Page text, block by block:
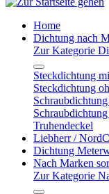
Home
Dichtung nach
Zur Kategorie
Steckdichtung
Steckdichtung
Truhendeckel
Liebherr /
Dichtung
Nach Marken
Zur Kategorie